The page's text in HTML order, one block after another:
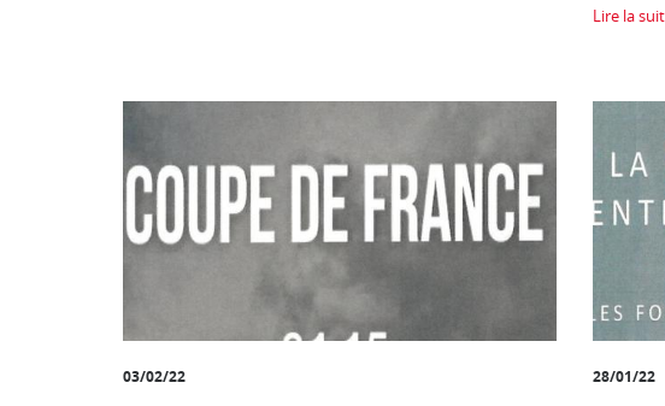
Lire la
03/02/22 28/01/22